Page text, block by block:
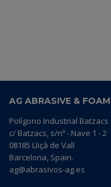
AG ABRASIVE & FOAM
Polígono Industrial Batzacs
c/ Batzacs, s/nº - Nave 1 - 2
08185 Lliçà de Vall
Barcelona, Spain.
ag@abrasivos-ag.es